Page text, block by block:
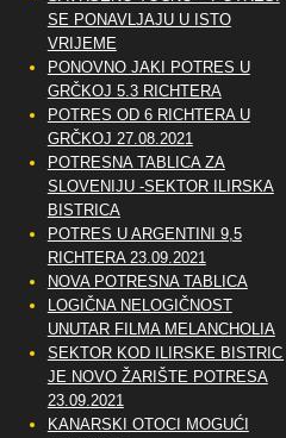
SE PONAVLJAJU U ISTO
VRIJEME
PONOVNO JAKI POTRES U
GRČKOJ 5.3 RICHTERA
POTRES OD 6 RICHTERA U
GRČKOJ 27.08.2021
POTRESNA TABLICA ZA
SLOVENIJU -SEKTOR ILIRSKA
BISTRICA
POTRES U ARGENTINI 9,5
RICHTERA 23.09.2021
NOVA POTRESNA TABLICA
LOGIČNA NELOGIČNOST
UNUTAR FILMA MELANCHOLIA
SEKTOR KOD ILIRSKE BISTRICE
JE NOVO ŽARIŠTE POTRESA
23.09.2021
KANARSKI OTOCI MOGUĆI